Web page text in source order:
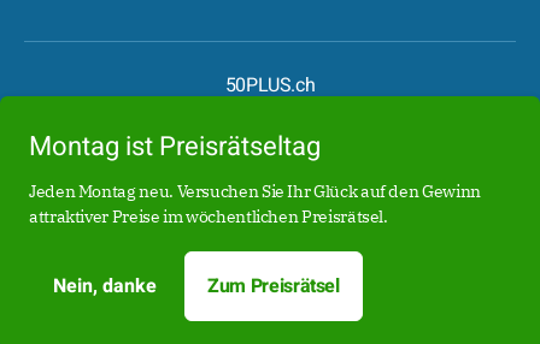
50PLUS.ch
Boomer.at
Date50.ch
Date50.de
50plus-medien.ch
Montag ist Preisrätseltag
Jeden Montag neu. Versuchen Sie Ihr Glück auf den Gewinn
attraktiver Preise im wöchentlichen Preisrätsel.
Nein, danke Zum Preisrätsel